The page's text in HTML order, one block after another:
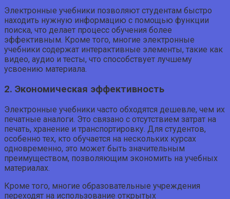
Электронные учебники позволяют студентам быстро
находить нужную информацию с помощью функции
поиска, что делает процесс обучения более
эффективным. Кроме того, многие электронные
учебники содержат интерактивные элементы, такие как
видео, аудио и тесты, что способствует лучшему
усвоению материала.
2. Экономическая эффективность
Электронные учебники часто обходятся дешевле, чем их
печатные аналоги. Это связано с отсутствием затрат на
печать, хранение и транспортировку. Для студентов,
особенно тех, кто обучается на нескольких курсах
одновременно, это может быть значительным
преимуществом, позволяющим экономить на учебных
материалах.
Кроме того, многие образовательные учреждения
переходят на использование открытых